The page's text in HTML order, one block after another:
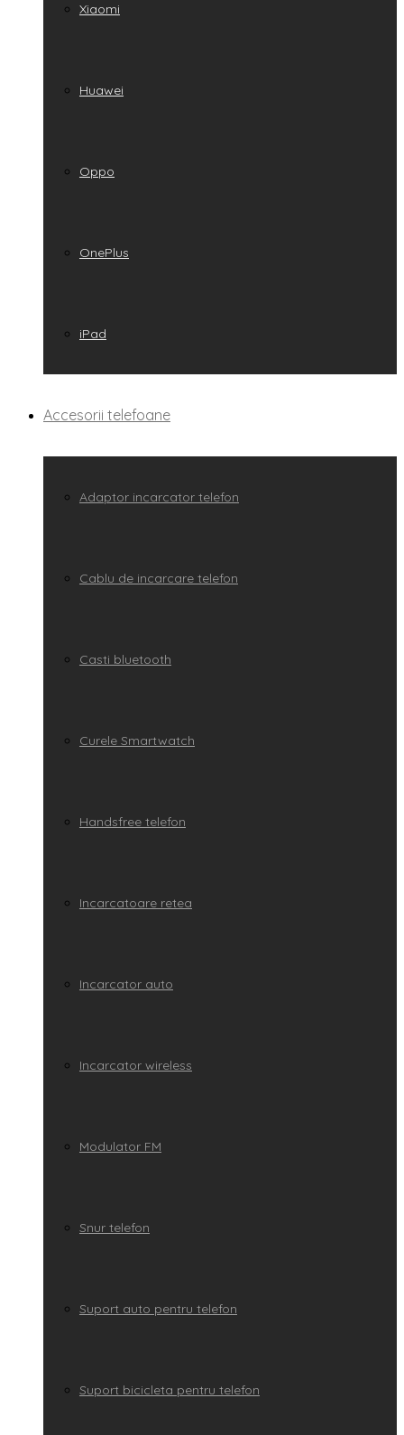
Xiaomi
Huawei
Oppo
OnePlus
iPad
Accesorii telefoane
Adaptor incarcator telefon
Cablu de incarcare telefon
Casti bluetooth
Curele Smartwatch
Handsfree telefon
Incarcatoare retea
Incarcator auto
Incarcator wireless
Modulator FM
Snur telefon
Suport auto pentru telefon
Suport bicicleta pentru telefon